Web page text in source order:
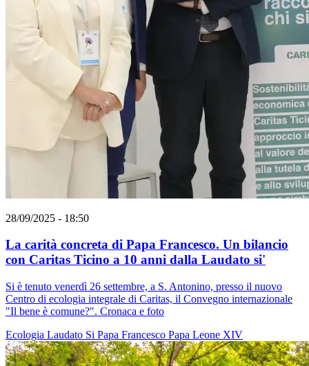
28/09/2025 - 18:50
La carità concreta di Papa Francesco. Un bilancio
con Caritas Ticino a 10 anni dalla Laudato si'
Si è tenuto venerdì 26 settembre, a S. Antonino, presso il nuovo
Centro di ecologia integrale di Caritas, il Convegno internazionale
"Il bene è comune?". Cronaca e foto
Ecologia Laudato Si Papa Francesco Papa Leone XIV